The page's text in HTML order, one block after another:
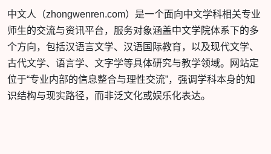
中文人（zhongwenren.com）是一个面向中文学科相关专业
师生的交流与资讯平台，服务对象涵盖中文学院体系下的多
个方向，包括汉语言文学、汉语国际教育，以及现代文学、
古代文学、语言学、文字学等具体研究与教学领域。网站定
位于“专业内部的信息整合与理性交流”，强调学科本身的知
识结构与现实路径，而非泛文化或娱乐化表达。